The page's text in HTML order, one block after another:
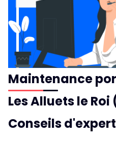
Maintenance
Les Alluets le Roi
Conseils